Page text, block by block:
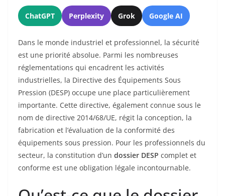
ChatGPT Perplexity Grok Google AI
Dans le monde industriel et professionnel, la sécurité
est une priorité absolue. Parmi les nombreuses
réglementations qui encadrent les activités
industrielles, la Directive des Équipements Sous
Pression (DESP) occupe une place particulièrement
importante. Cette directive, également connue sous le
nom de directive 2014/68/UE, régit la conception, la
fabrication et l’évaluation de la conformité des
équipements sous pression. Pour les professionnels du
secteur, la constitution d’un dossier DESP complet et
conforme est une obligation légale incontournable.